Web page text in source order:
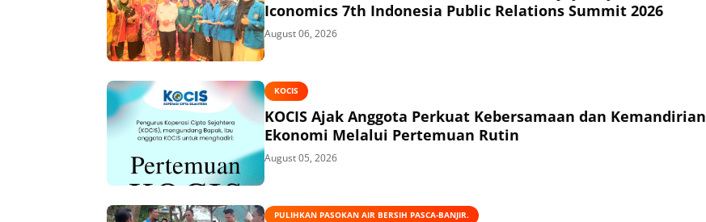
Iconomics 7th Indonesia Public Relations Summit 2026
August 06, 2026
KOCIS
KOCIS Ajak Anggota Perkuat Kebersamaan dan Kemandirian
Ekonomi Melalui Pertemuan Rutin
August 05, 2026
PULIHKAN PASOKAN AIR BERSIH PASCA-BANJIR.